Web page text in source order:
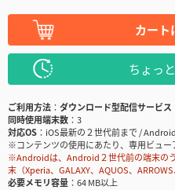
カート
ちょっ
ご利用方法
ダウンロード型配信サービス
同時使用端末数
3
対応OS
iOS最新の２世代前まで /
※コンテンツの使用にあたり、専用ビュ
※Androidは、Android２世代前の端末の
末（Xperia、GALAXY、AQUOS、
必要メモリ容量
64 MB以上